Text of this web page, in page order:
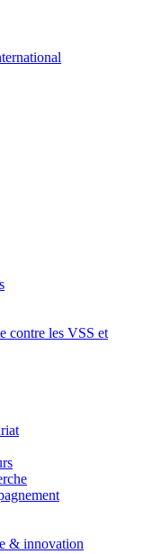
contre les VSS et
& innovation